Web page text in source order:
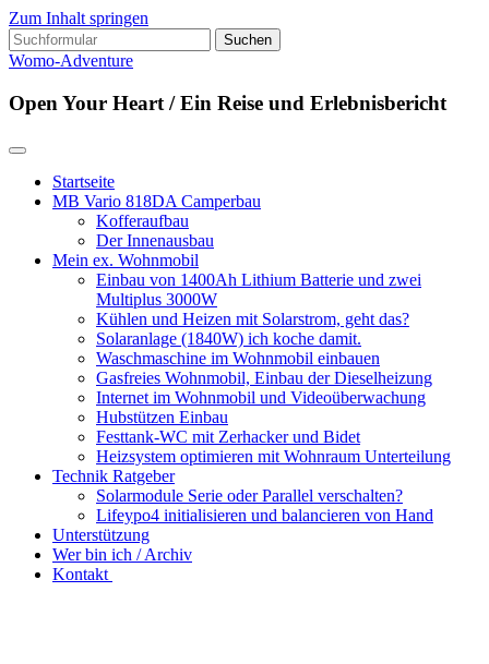
Zum Inhalt springen
Suchen
nach:
Womo-Adventure
Open Your Heart / Ein Reise und Erlebnisbericht
Startseite
MB Vario 818DA Camperbau
Kofferaufbau
Der Innenausbau
Mein ex. Wohnmobil
Einbau von 1400Ah Lithium Batterie und zwei
Multiplus 3000W
Kühlen und Heizen mit Solarstrom, geht das?
Solaranlage (1840W) ich koche damit.
Waschmaschine im Wohnmobil einbauen
Gasfreies Wohnmobil, Einbau der Dieselheizung
Internet im Wohnmobil und Videoüberwachung
Hubstützen Einbau
Festtank-WC mit Zerhacker und Bidet
Heizsystem optimieren mit Wohnraum Unterteilung
Technik Ratgeber
Solarmodule Serie oder Parallel verschalten?
Lifeypo4 initialisieren und balancieren von Hand
Unterstützung
Wer bin ich / Archiv
Kontakt